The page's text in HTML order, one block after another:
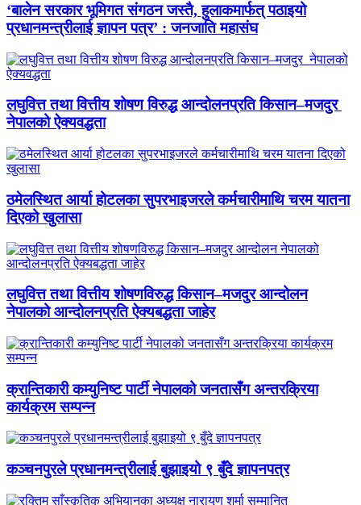
‘बालेन सरकार भूमिगत संगठन जस्तै, हुलाकमार्फत् पठाइयो
प्रधानमन्त्रीलाई ज्ञापन पत्र’ : जनजाति महासंघ
लघुवित्त तथा वित्तीय शोषण विरुद्ध आन्दोलनप्रति किसान–मजदुर
नेपालको ऐक्यवद्धता
ठमेलस्थित आर्या होटलका सुपरभाइजरले कर्मचारीमाथि चरम यातना
दिएको खुलासा
लघुवित्त तथा वित्तीय शोषणविरुद्ध किसान–मजदुर आन्दोलन
नेपालको आन्दोलनप्रति ऐक्यबद्धता जाहेर
क्रान्तिकारी कम्युनिष्ट पार्टी नेपालको जनतासँग अन्तरक्रिया
कार्यक्रम सम्पन्न
कञ्चनपुरले प्रधानमन्त्रीलाई बुझाइयो ९ बुँदे ज्ञापनपत्र